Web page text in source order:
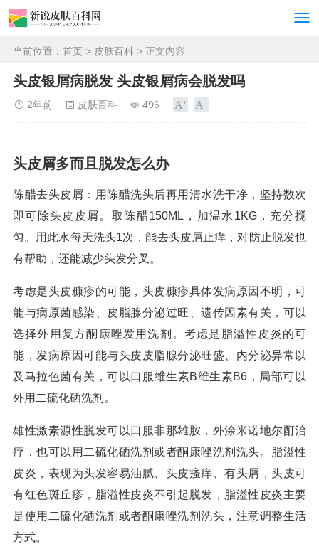
当前位置： 首页 > 皮肤百科 > 正文内容
头皮银屑病脱发 头皮银屑病会脱发吗
2年前 皮肤百科 496
头皮屑多而且脱发怎么办
陈醋去头皮屑：用陈醋洗头后再用清水洗干净，坚持数次
即可除头皮皮屑。取陈醋150ML，加温水1KG，充分搅
匀。用此水每天洗头1次，能去头皮屑止痒，对防止脱发也
有帮助，还能减少头发分叉。
考虑是头皮糠疹的可能，头皮糠疹具体发病原因不明，可
能与病原菌感染、皮脂腺分泌过旺、遗传因素有关，可以
选择外用复方酮康唑发用洗剂。考虑是脂溢性皮炎的可
能，发病原因可能与头皮皮脂腺分泌旺盛、内分泌异常以
及马拉色菌有关，可以口服维生素B维生素B6，局部可以
外用二硫化硒洗剂。
雄性激素源性脱发可以口服非那雄胺，外涂米诺地尔酊治
疗，也可以用二硫化硒洗剂或者酮康唑洗剂洗头。脂溢性
皮炎，表现为头发容易油腻、头皮瘙痒、有头屑，头皮可
有红色斑丘疹，脂溢性皮炎不引起脱发，脂溢性皮炎主要
是使用二硫化硒洗剂或者酮康唑洗剂洗头，注意调整生活
方式。